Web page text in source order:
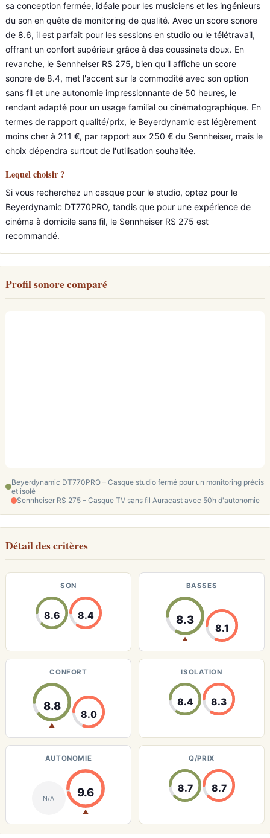
sa conception fermée, idéale pour les musiciens et les ingénieurs
du son en quête de monitoring de qualité. Avec un score sonore
de 8.6, il est parfait pour les sessions en studio ou le télétravail,
offrant un confort supérieur grâce à des coussinets doux. En
revanche, le Sennheiser RS 275, bien qu'il affiche un score
sonore de 8.4, met l'accent sur la commodité avec son option
sans fil et une autonomie impressionnante de 50 heures, le
rendant adapté pour un usage familial ou cinématographique. En
termes de rapport qualité/prix, le Beyerdynamic est légèrement
moins cher à 211 €, par rapport aux 250 € du Sennheiser, mais le
choix dépendra surtout de l'utilisation souhaitée.
Lequel choisir ?
Si vous recherchez un casque pour le studio, optez pour le
Beyerdynamic DT770PRO, tandis que pour une expérience de
cinéma à domicile sans fil, le Sennheiser RS 275 est
recommandé.
Profil sonore comparé
Beyerdynamic DT770PRO – Casque studio fermé pour un monitoring précis
et isolé
Sennheiser RS 275 – Casque TV sans fil Auracast avec 50h d'autonomie
Détail des critères
SON
8.6 8.4
BASSES
8.3
▲
8.1
CONFORT
8.8
▲
8.0
ISOLATION
8.4 8.3
AUTONOMIE
N/A 9.6
▲
Q/PRIX
8.7 8.7